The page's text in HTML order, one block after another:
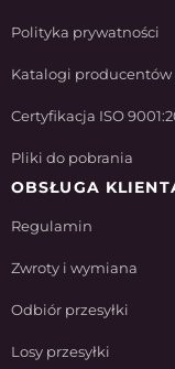
Polityka prywatności
Katalogi producentów
Certyfikacja ISO
Pliki do pobrania
OBSŁUGA
Regulamin
Zwroty i wymiana
Odbiór przesyłki
Losy przesyłki